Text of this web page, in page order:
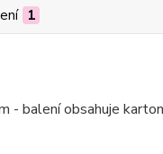
1
balení obsahuje